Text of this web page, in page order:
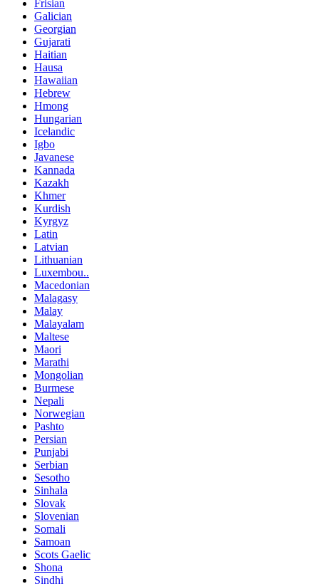
Frisian
Galician
Georgian
Gujarati
Haitian
Hausa
Hawaiian
Hebrew
Hmong
Hungarian
Icelandic
Igbo
Javanese
Kannada
Kazakh
Khmer
Kurdish
Kyrgyz
Latin
Latvian
Lithuanian
Luxembou..
Macedonian
Malagasy
Malay
Malayalam
Maltese
Maori
Marathi
Mongolian
Burmese
Nepali
Norwegian
Pashto
Persian
Punjabi
Serbian
Sesotho
Sinhala
Slovak
Slovenian
Somali
Samoan
Scots Gaelic
Shona
Sindhi